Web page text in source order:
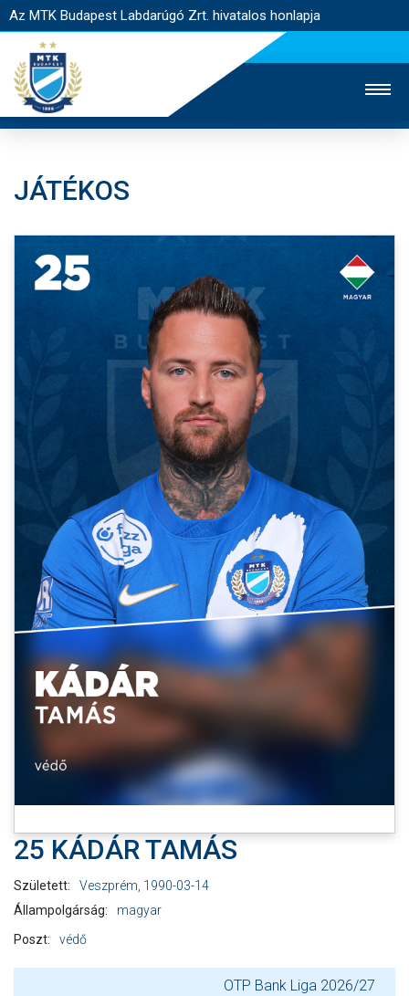
Az MTK Budapest Labdarúgó Zrt. hivatalos honlapja
JEGYÉRTÉKESÍTÉS
WEBSHOP
EGYESÜLET
KAPCSOLAT
NYITÓLAP
HÍREK
CSAPATOK
MÉRKŐZÉSEK
KLUB
GALÉRIA
SZURKOLÓI ÉLMÉNYEK
AKKREDITÁCIÓ
JÁTÉKOS
25 KÁDÁR TAMÁS
Született:
Veszprém, 1990-03-14
Állampolgárság:
magyar
Poszt:
védő
OTP Bank Liga 2026/27